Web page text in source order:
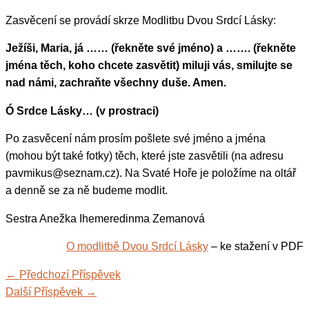
Zasvěcení se provádí skrze Modlitbu Dvou Srdcí Lásky:
Ježíši, Maria, já …… (řekněte své jméno) a ……. (řekněte
jména těch, koho chcete zasvětit) miluji vás, smilujte se
nad námi, zachraňte všechny duše. Amen.
Ó Srdce Lásky… (v prostraci)
Po zasvěcení nám prosím pošlete své jméno a jména
(mohou být také fotky) těch, které jste zasvětili (na adresu
pavmikus@seznam.cz). Na Svaté Hoře je položíme na oltář
a denně se za ně budeme modlit.
Sestra Anežka Ihemeredinma Zemanová
O modlitbě Dvou Srdcí Lásky – ke stažení v PDF
← Předchozí Příspěvek
Další Příspěvek →